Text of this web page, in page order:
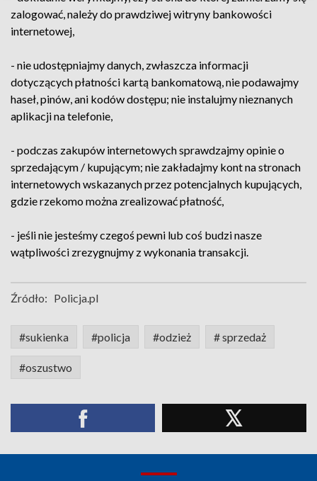
zalogować, należy do prawdziwej witryny bankowości
internetowej,
- nie udostępniajmy danych, zwłaszcza informacji
dotyczących płatności kartą bankomatową, nie podawajmy
haseł, pinów, ani kodów dostępu; nie instalujmy nieznanych
aplikacji na telefonie,
- podczas zakupów internetowych sprawdzajmy opinie o
sprzedającym / kupującym; nie zakładajmy kont na stronach
internetowych wskazanych przez potencjalnych kupujących,
gdzie rzekomo można zrealizować płatność,
- jeśli nie jesteśmy czegoś pewni lub coś budzi nasze
wątpliwości zrezygnujmy z wykonania transakcji.
Źródło: Policja.pl
#sukienka #policja #odzież # sprzedaż
#oszustwo